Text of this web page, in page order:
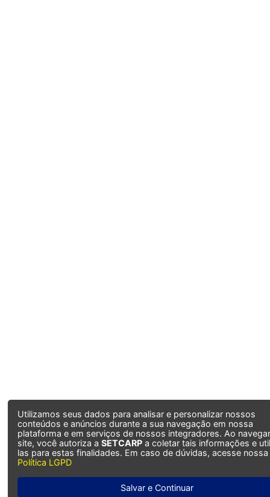
Utilizamos seus dados para analisar e personalizar nossos
conteúdos e anúncios durante a sua navegação em nossa
plataforma e em serviços de nossos integradores. Ao
site, você autoriza a SETCARP a coletar tais informações e
las para estas finalidades. Em caso de dúvidas, acesse nossa
Política LGPD
Salvar e Continuar